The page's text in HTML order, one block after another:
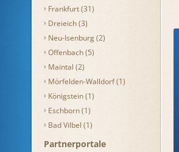
Frankfurt (31)
Dreieich (3)
Neu-Isenburg (2)
Offenbach (5)
Maintal (2)
Mörfelden-Walldorf (1)
Königstein (1)
Eschborn (1)
Bad Vilbel (1)
Partnerportale